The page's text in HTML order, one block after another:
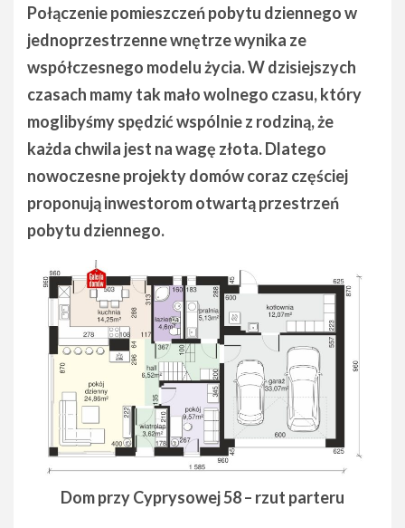
Połączenie pomieszczeń pobytu dziennego w
jednoprzestrzenne wnętrze wynika ze
współczesnego modelu życia. W dzisiejszych
czasach mamy tak mało wolnego czasu, który
moglibyśmy spędzić wspólnie z rodziną, że
każda chwila jest na wagę złota. Dlatego
nowoczesne projekty domów coraz częściej
proponują inwestorom otwartą przestrzeń
pobytu dziennego.
Dom przy Cyprysowej 58 – rzut parteru